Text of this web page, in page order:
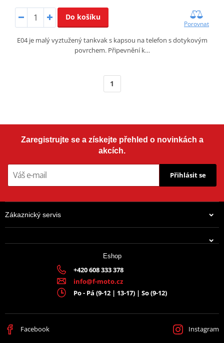
Do košíku
Porovnat
E04 je malý vyztužený tankvak s kapsou na telefon s dotykovým
povrchem. Připevnění k…
1
Zaregistrujte se a získejte přehled o novinkách a
akcích.
Přihlásit se
Zákaznický servis
Eshop
+420 608 333 378
info@f-moto.cz
Po - Pá (9-12 | 13-17) | So (9-12)
Facebook Instagram